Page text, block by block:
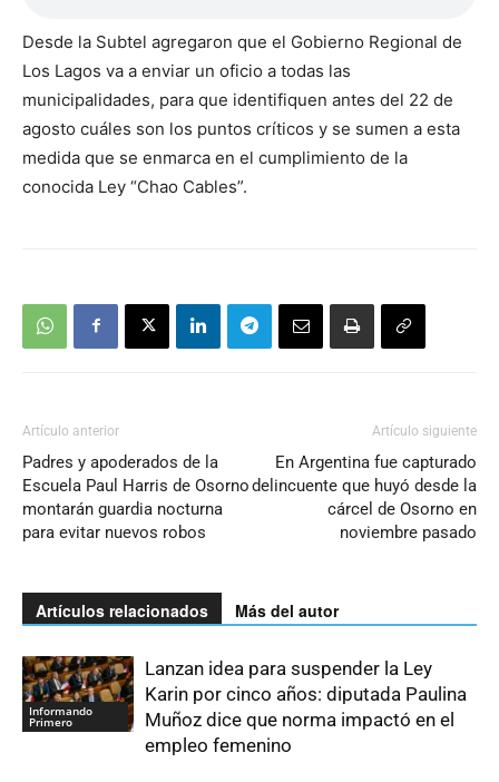
Desde la Subtel agregaron que el Gobierno Regional de
Los Lagos va a enviar un oficio a todas las
municipalidades, para que identifiquen antes del 22 de
agosto cuáles son los puntos críticos y se sumen a esta
medida que se enmarca en el cumplimiento de la
conocida Ley “Chao Cables”.
Artículo anterior
Padres y apoderados de la
Escuela Paul Harris de Osorno
montarán guardia nocturna
para evitar nuevos robos
Artículo siguiente
En Argentina fue capturado
delincuente que huyó desde la
cárcel de Osorno en
noviembre pasado
Artículos relacionados Más del autor
Informando
Primero
Lanzan idea para suspender la Ley
Karin por cinco años: diputada Paulina
Muñoz dice que norma impactó en el
empleo femenino